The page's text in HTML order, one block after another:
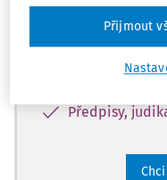
Informacím z
pracovního
Databázi
Předpisy,
Přijmout